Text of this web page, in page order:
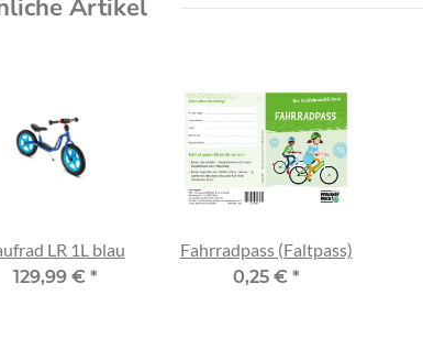
Artikel
LR 1L blau
129,99 € *
Fahrradpass (Faltpass)
0,25 € *